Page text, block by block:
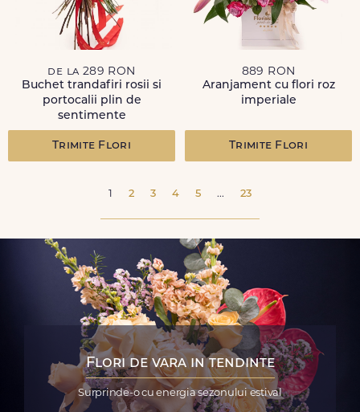
de la 289 RON
Buchet trandafiri rosii si
portocalii plin de
sentimente
Trimite Flori
889 RON
Aranjament cu flori roz
imperiale
Trimite Flori
1 2 3 4 5 ... 23
Flori de vara in tendinte
Surprinde-o cu energia sezonului estival